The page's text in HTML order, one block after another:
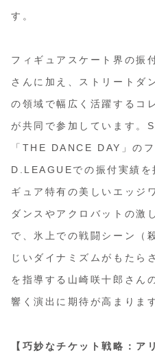
す。
フィギュアスケート界の振
さんに加え、ストリートダ
の領域で幅広く活躍するコ
が共同で参加しています。
「THE DANCE DAY」の
D.LEAGUEでの振付実績を
ギュア特有の美しいエッジ
ダンスやアクロバットの激
で、氷上での戦闘シーン（
じいダイナミズムがもたら
を指導する山崎咲十郎さん
響く演出に期待が高まりま
【巧妙なチケット戦略：ア